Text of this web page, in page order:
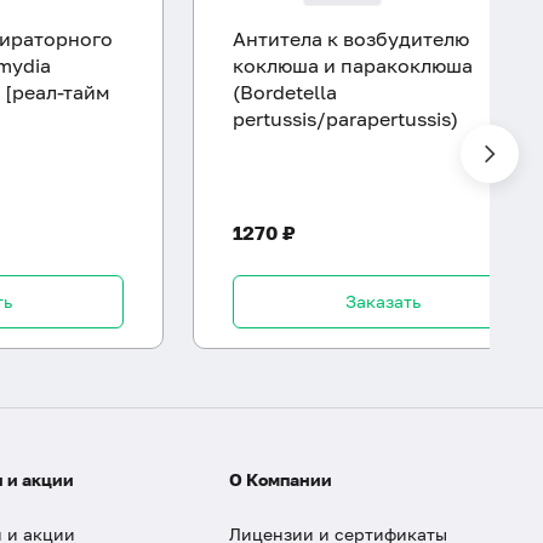
тайм
Антитела к возбудителю
коклюша и паракоклюша
(Bordetella
pertussis/parapertussis)
1270 ₽
Заказать
и акции
и акции
О Компании
Лицензии и сертификаты